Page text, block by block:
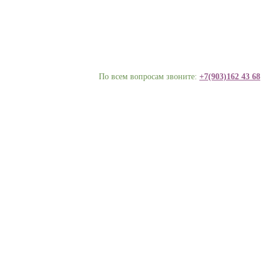
По всем вопросам звоните: +7(903)162 43 68